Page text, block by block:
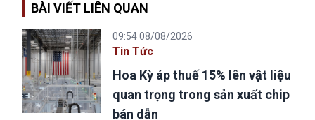
BÀI VIẾT LIÊN QUAN
09:54 08/08/2026
Tin Tức
Hoa Kỳ áp thuế 15% lên vật liệu
quan trọng trong sản xuất chip
bán dẫn